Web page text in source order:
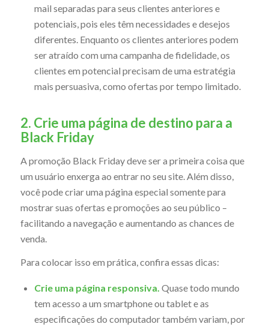
mail separadas para seus clientes anteriores e
potenciais, pois eles têm necessidades e desejos
diferentes. Enquanto os clientes anteriores podem
ser atraído com uma campanha de fidelidade, os
clientes em potencial precisam de uma estratégia
mais persuasiva, como ofertas por tempo limitado.
2. Crie uma página de destino para a
Black Friday
A promoção Black Friday deve ser a primeira coisa que
um usuário enxerga ao entrar no seu site. Além disso,
você pode criar uma página especial somente para
mostrar suas ofertas e promoções ao seu público –
facilitando a navegação e aumentando as chances de
venda.
Para colocar isso em prática, confira essas dicas:
Crie uma página responsiva. Quase todo mundo
tem acesso a um smartphone ou tablet e as
especificações do computador também variam, por